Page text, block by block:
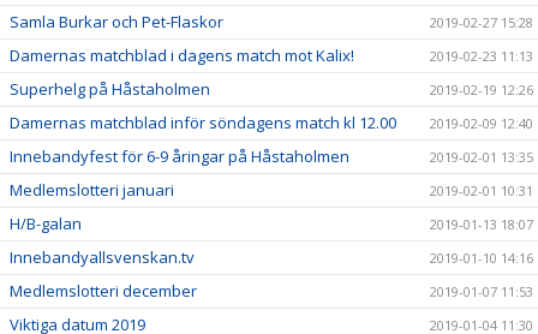
Samla Burkar och Pet-Flaskor 2019-02-27 15:28
Damernas matchblad i dagens match mot Kalix! 2019-02-23 11:13
Superhelg på Håstaholmen 2019-02-19 12:26
Damernas matchblad inför söndagens match kl 12.00 2019-02-09 12:40
Innebandyfest för 6-9 åringar på Håstaholmen 2019-02-01 13:35
Medlemslotteri januari 2019-02-01 10:31
H/B-galan 2019-01-13 18:07
Innebandyallsvenskan.tv 2019-01-10 14:16
Medlemslotteri december 2019-01-07 11:53
Viktiga datum 2019 2019-01-04 11:30